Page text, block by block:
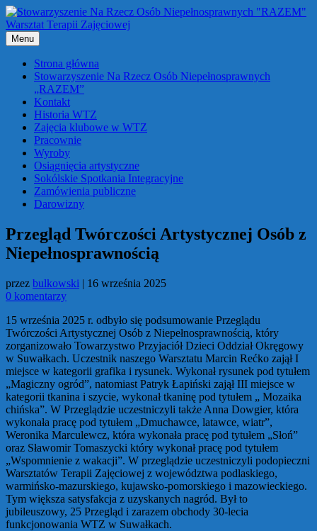
Przejdź
do
treści
Menu
Strona główna
Stowarzyszenie Na Rzecz Osób Niepełnosprawnych
„RAZEM”
Kontakt
Historia WTZ
Zajęcia klubowe w WTZ
Pracownie
Wyroby
Osiągnięcia artystyczne
Sokólskie Spotkania Integracyjne
Zamówienia publiczne
Darowizny
Przegląd Twórczości Artystycznej Osób z
Niepełnosprawnością
przez bulkowski | 16 września 2025
0 komentarzy
15 września 2025 r. odbyło się podsumowanie Przeglądu
Twórczości Artystycznej Osób z Niepełnosprawnością, który
zorganizowało Towarzystwo Przyjaciół Dzieci Oddział Okręgowy
w Suwałkach. Uczestnik naszego Warsztatu Marcin Rećko zajął I
miejsce w kategorii grafika i rysunek. Wykonał rysunek pod tytułem
„Magiczny ogród”, natomiast Patryk Łapiński zajął III miejsce w
kategorii tkanina i szycie, wykonał tkaninę pod tytułem „ Mozaika
chińska”. W Przeglądzie uczestniczyli także Anna Dowgier, która
wykonała pracę pod tytułem „Dmuchawce, latawce, wiatr”,
Weronika Marculewcz, która wykonała pracę pod tytułem „Słoń”
oraz Sławomir Tomaszycki który wykonał pracę pod tytułem
„Wspomnienie z wakacji”. W przeglądzie uczestniczyli podopieczni
Warsztatów Terapii Zajęciowej z województwa podlaskiego,
warmińsko-mazurskiego, kujawsko-pomorskiego i mazowieckiego.
Tym większa satysfakcja z uzyskanych nagród. Był to
jubileuszowy, 25 Przegląd i zarazem obchody 30-lecia
funkcjonowania WTZ w Suwałkach.